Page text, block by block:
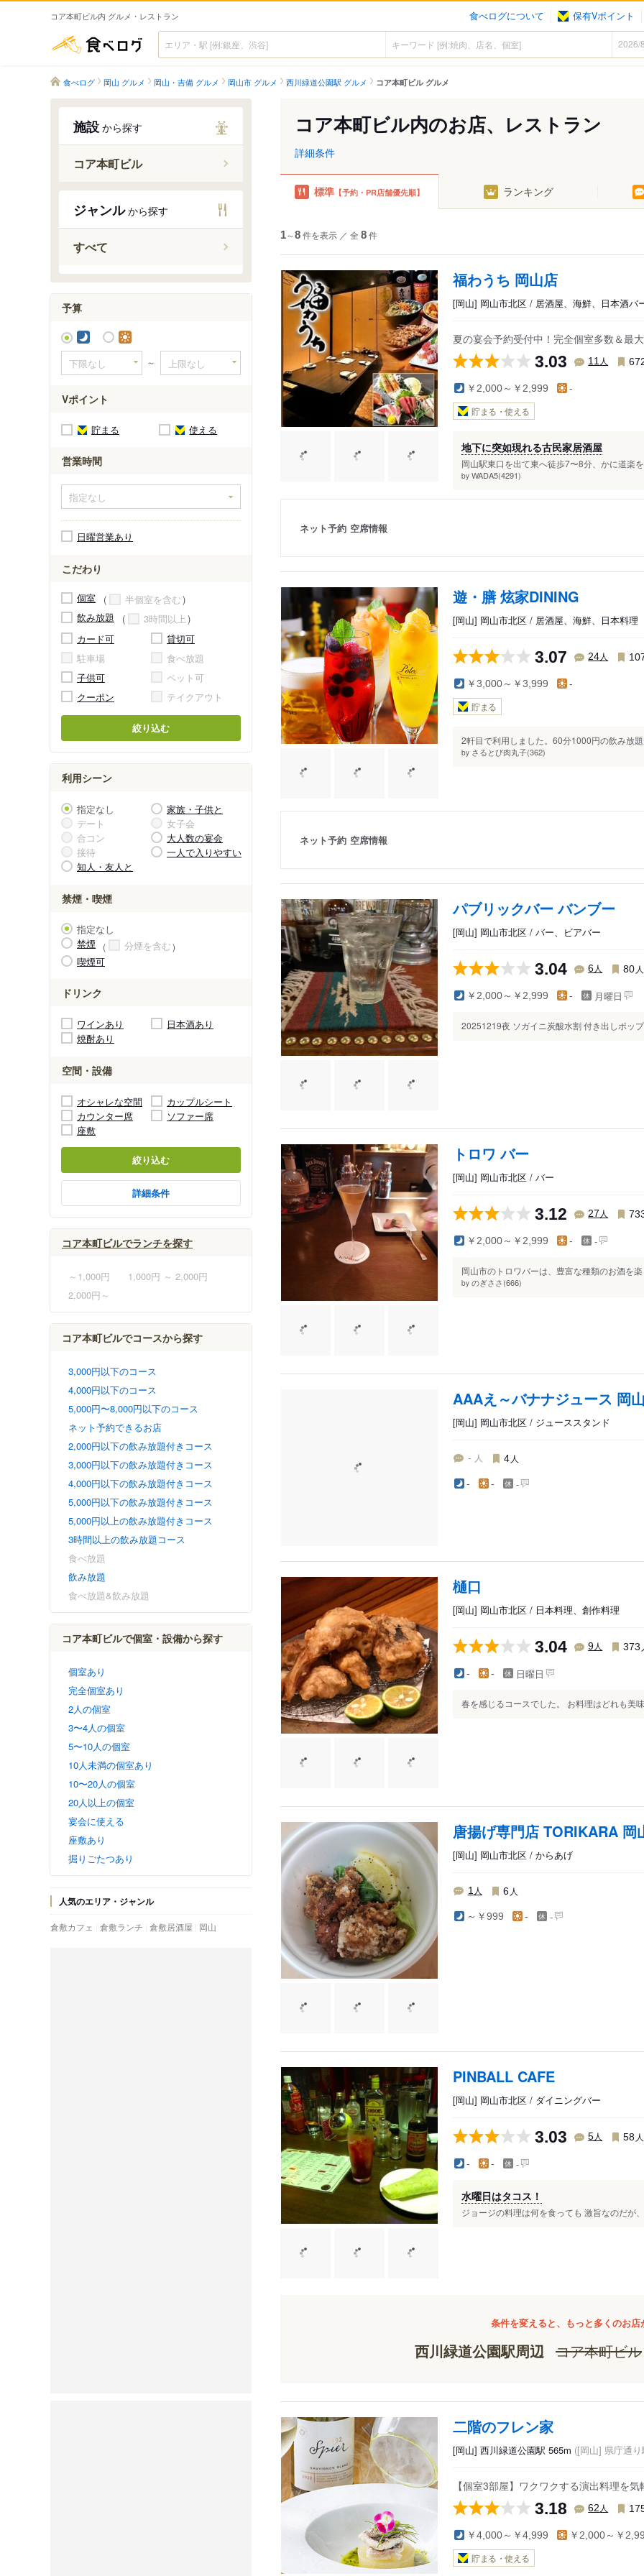
コア本町ビル内 グルメ・レストラン 食べログについて 保有Vポイント
食べログ
食べログ 岡山 グルメ 岡山・吉備 グルメ 岡山市 グルメ 西川緑道公園駅 グルメ コア本町ビル グルメ
施設 から探す
コア本町ビル
ジャンルから探す
すべて
予算
～
Vポイント
貯まる 使える
営業時間
日曜営業あり
こだわり
個室
半個室を含む
飲み放題
3時間以上
カード可
貸切可
駐車場
食べ放題
子供可
ペット可
クーポン
テイクアウト
絞り込む
利用シーン
指定なし
家族・子供と
デート
女子会
合コン
大人数の宴会
接待
一人で入りやすい
知人・友人と
禁煙・喫煙
指定なし
禁煙
分煙を含む
喫煙可
ドリンク
ワインあり
日本酒あり
焼酎あり
空間・設備
オシャレな空間
カップルシート
カウンター席
ソファー席
座敷
絞り込む
詳細条件
コア本町ビルでランチを探す
～1,000円
1,000円 ～ 2,000円
2,000円～
コア本町ビルでコースから探す
3,000円以下のコース
4,000円以下のコース
5,000円〜8,000円以下のコース
ネット予約できるお店
2,000円以下の飲み放題付きコース
3,000円以下の飲み放題付きコース
4,000円以下の飲み放題付きコース
5,000円以下の飲み放題付きコース
5,000円以上の飲み放題付きコース
3時間以上の飲み放題コース
食べ放題
飲み放題
食べ放題&飲み放題
コア本町ビルで個室・設備から探す
個室あり
完全個室あり
2人の個室
3〜4人の個室
5〜10人の個室
10人未満の個室あり
10〜20人の個室
20人以上の個室
宴会に使える
座敷あり
掘りごたつあり
人気のエリア・ジャンル
倉敷カフェ 倉敷ランチ 倉敷居酒屋 岡山
コア本町ビル内のお店、レストラン
詳細条件
標準 【予約・PR店舗優先順】 ランキング
1～8件を表示 ／ 全 8件
福わうち 岡山店
[岡山] 岡山市北区 / 居酒屋、海鮮、日本酒バ
夏の宴会予約受付中！完全個室多数＆最
3.03 11人
￥2,000～￥2,999 -
貯まる・使える
地下に突如現れる古民家居酒屋
岡山駅東口を出て東へ徒歩7〜8分、かに道楽
by WADA5(4291)
ネット予約 空席情報
遊・膳 炫家DINING
[岡山] 岡山市北区 / 居酒屋、海鮮、日本料理
3.07 24人
￥3,000～￥3,999 -
貯まる
2軒目で利用しました。60分1000円の飲み放
by さるとび肉丸子(362)
ネット予約 空席情報
パブリックバー バンブー
[岡山] 岡山市北区 / バー、ビアバー
3.04 6人 80 人
￥2,000～￥2,999 - 月曜日
20251219夜 ソガイニ炭酸水割 付き出しポッ
トロワ バー
[岡山] 岡山市北区 / バー
3.12 27 人
￥2,000～￥2,999 - -
岡山市のトロワバーは、豊富な種類のお酒を
by のぎささ(666)
AAAえ～バナナジュース 岡
[岡山] 岡山市北区 / ジューススタンド
- 人 4 人
- - -
樋口
[岡山] 岡山市北区 / 日本料理、創作料理
3.04 9人 373
- - 日曜日
春を感じるコースでした。 お料理はどれも美
唐揚げ専門店 TORIKARA 岡
[岡山] 岡山市北区 / からあげ
1 人 6 人
～￥999 - -
PINBALL CAFE
[岡山] 岡山市北区 / ダイニングバー
3.03 5人 58 人
- - -
水曜日はタコス！
ジョージの料理は何を食っても 激旨なのだが
条件を変えると、もっと多くのお店
西川緑道公園駅周辺 コア本町ビル
二階のフレン家
[岡山] 西川緑道公園駅 565m ([岡山] 県庁通
【個室3部屋】ワクワクする演出料理を
3.18 62 人
￥4,000～￥4,999 ￥2,000～￥
貯まる・使える